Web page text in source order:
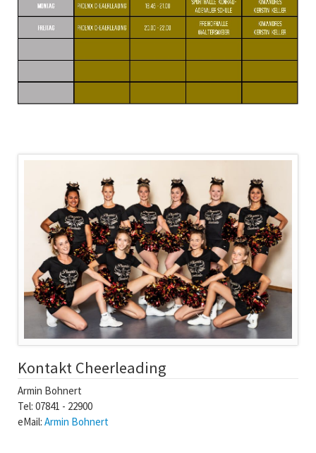
Kontakt Cheerleading
Armin Bohnert
Tel: 07841 - 22900
eMail: Armin Bohnert